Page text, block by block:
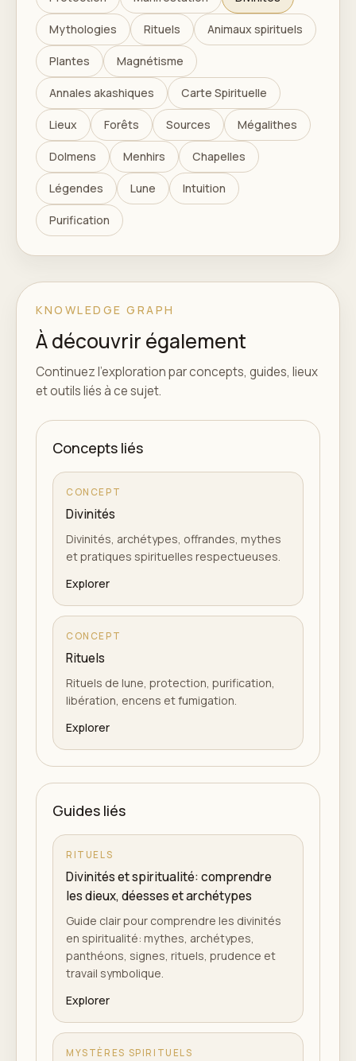
Mythologies Rituels Animaux spirituels
Plantes Magnétisme
Annales akashiques Carte Spirituelle
Lieux Forêts Sources Mégalithes
Dolmens Menhirs Chapelles
Légendes Lune Intuition
Purification
KNOWLEDGE GRAPH
À découvrir également
Continuez l'exploration par concepts, guides, lieux
et outils liés à ce sujet.
Concepts liés
CONCEPT
Divinités
Divinités, archétypes, offrandes, mythes
et pratiques spirituelles respectueuses.
Explorer
CONCEPT
Rituels
Rituels de lune, protection, purification,
libération, encens et fumigation.
Explorer
Guides liés
RITUELS
Divinités et spiritualité: comprendre
les dieux, déesses et archétypes
Guide clair pour comprendre les divinités
en spiritualité: mythes, archétypes,
panthéons, signes, rituels, prudence et
travail symbolique.
Explorer
MYSTÈRES SPIRITUELS